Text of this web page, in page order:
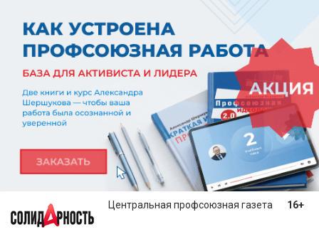
Центральная профсоюзная газета 16+